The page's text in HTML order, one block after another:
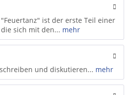
ist der erste Teil einer
sich mit den... mehr
und diskutieren... mehr